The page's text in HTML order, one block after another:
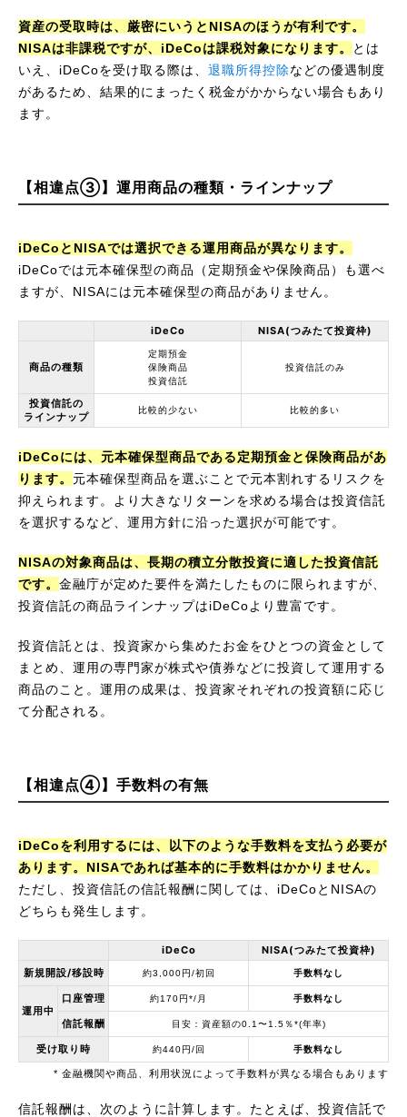
資産の受取時は、厳密にいうとNISAのほうが有利です。
NISAは非課税ですが、iDeCoは課税対象になります。
とは
いえ、iDeCoを受け取る際は、 退職所得控除などの優遇制度
があるため、結果的にまったく税金がかからない場合もあり
ます。
【相違点③】運用商品の種類・ラインナップ
iDeCoとNISAでは選択できる運用商品が異なります。
iDeCoでは元本確保型の商品（定期預金や保険商品）も選べ
ますが、NISAには元本確保型の商品がありません。
iDeCo NISA(つみたて投資枠)
商品の種類
定期預金
保険商品
投資信託
投資信託のみ
投資信託の
ラインナップ
比較的少ない 比較的多い
iDeCoには、元本確保型商品である定期預金と保険商品があ
ります。 元本確保型商品を選ぶことで元本割れするリスクを
抑えられます。より大きなリターンを求める場合は投資信託
を選択するなど、運用方針に沿った選択が可能です。
NISAの対象商品は、長期の積立分散投資に適した投資信託
です。 金融庁が定めた要件を満たしたものに限られますが、
投資信託の商品ラインナップはiDeCoより豊富です。
投資信託とは、投資家から集めたお金をひとつの資金として
まとめ、運用の専門家が株式や債券などに投資して運用する
商品のこと。運用の成果は、投資家それぞれの投資額に応じ
て分配される。
【相違点④】手数料の有無
iDeCoを利用するには、以下のような手数料を支払う必要が
あります。NISAであれば基本的に手数料はかかりません。
ただし、投資信託の信託報酬に関しては、iDeCoとNISAの
どちらも発生します。
iDeCo NISA(つみたて投資枠)
新規開設/移設時
約3,000円/初回 手数料なし
運用中
口座管理 約170円*/月 手数料なし
信託報酬 目安：資産額の0.1〜1.5％*(年率)
受け取り時 約440円/回 手数料なし
* 金融機関や商品、利用状況によって手数料が異なる場合もあります
信託報酬は、次のように計算します。たとえば、投資信託で